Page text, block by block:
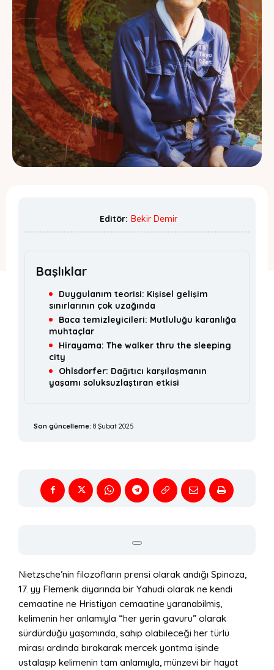
Editör: Bekir Demir
Başlıklar
Duygulanım teorisi: Kişisel gelişim
sınırlarının çok uzağında
Baca temizleyicileri: Mutluluğu karanlığa
muhtaçlar
Hirayama: The walker thru the sleeping
city
Ohlsdorfer: Dağıtıcı karşılaşmanın
yaşamı soluksuzlaştıran etkisi
Son güncelleme: 8 Şubat 2025
Nietzsche’nin filozofların prensi olarak andığı Spinoza,
17. yy Flemenk diyarında bir Yahudi olarak ne kendi
cemaatine ne Hristiyan cemaatine yaranabilmiş,
kelimenin her anlamıyla “her yerin gavuru” olarak
sürdürdüğü yaşamında, sahip olabileceği her türlü
mirası ardında bırakarak mercek yontma işinde
ustalaşıp kelimenin tam anlamıyla, münzevi bir hayat